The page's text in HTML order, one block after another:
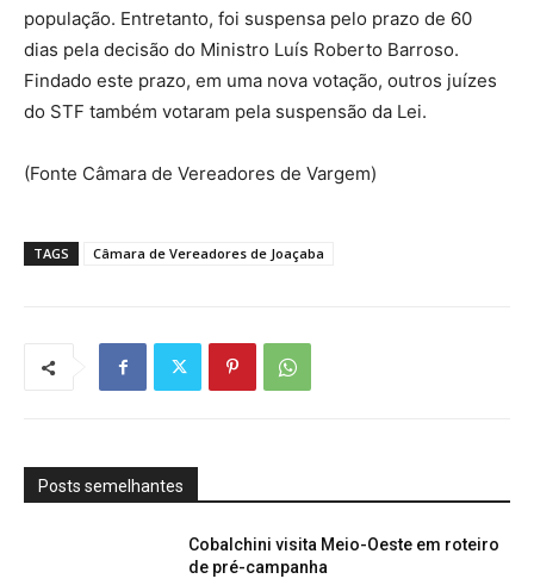
população. Entretanto, foi suspensa pelo prazo de 60
dias pela decisão do Ministro Luís Roberto Barroso.
Findado este prazo, em uma nova votação, outros juízes
do STF também votaram pela suspensão da Lei.
(Fonte Câmara de Vereadores de Vargem)
TAGS Câmara de Vereadores de Joaçaba
Posts semelhantes
Cobalchini visita Meio-Oeste em roteiro
de pré-campanha